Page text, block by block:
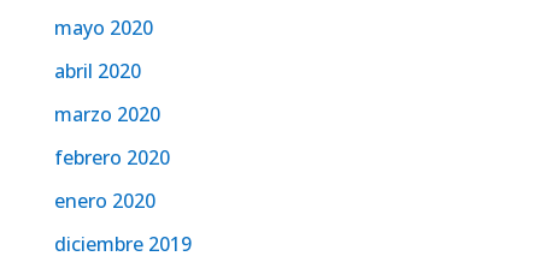
mayo 2020
abril 2020
marzo 2020
febrero 2020
enero 2020
diciembre 2019